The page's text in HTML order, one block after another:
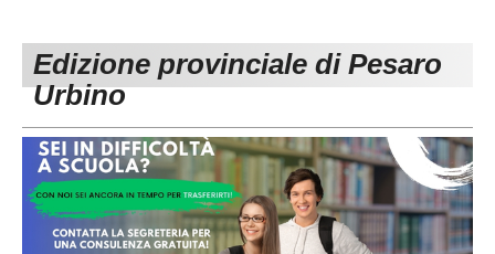
Carica la tua Rosa
1^ CATEGORIA
3^ CATEGORIA
GIOVANILI
Edizione provinciale di Pesaro
Urbino